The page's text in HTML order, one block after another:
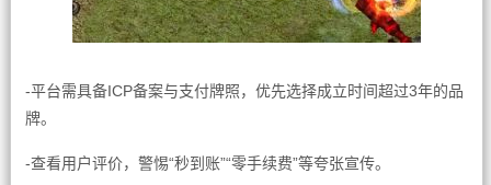
-平台需具备ICP备案与支付牌照，优先选择成立时间超过3年的品
牌。
-查看用户评价，警惕“秒到账”“零手续费”等夸张宣传。